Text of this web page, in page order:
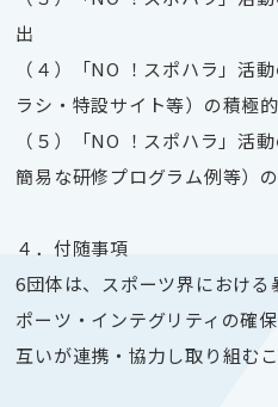
出
（４）「NO ！スポハラ」活
ラシ・特設サイト等）の積極
（５）「NO ！スポハラ」活
簡易な研修プログラム例等）
４．付随事項
6団体は、スポーツ界におけ
ポーツ・インテグリティの確
互いが連携・協力し取り組むこ